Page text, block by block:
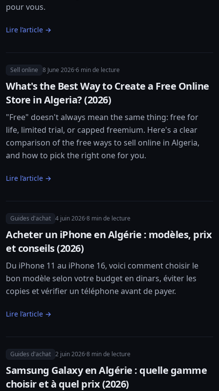
pour vous.
Lire l’article →
Sell online 8 June 2026·6 min de lecture
What's the Best Way to Create a Free Online
Store in Algeria? (2026)
"Free" doesn't always mean the same thing: free for
life, limited trial, or capped freemium. Here's a clear
comparison of the free ways to sell online in Algeria,
and how to pick the right one for you.
Lire l’article →
Guides d'achat 4 juin 2026·8 min de lecture
Acheter un iPhone en Algérie : modèles, prix
et conseils (2026)
Du iPhone 11 au iPhone 16, voici comment choisir le
bon modèle selon votre budget en dinars, éviter les
copies et vérifier un téléphone avant de payer.
Lire l’article →
Guides d'achat 2 juin 2026·8 min de lecture
Samsung Galaxy en Algérie : quelle gamme
choisir et à quel prix (2026)